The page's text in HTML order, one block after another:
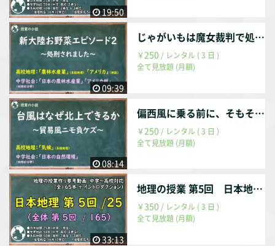
19:50
09:39
じゃがいもは魔女裁判で処刑？ （新大陸から来た野菜シリーズ）
￥250 / レンタル ( 3 日 )
全て見放題 (月額)
08:14
偏西風に乗る前に、そもそも貿易風は……？
￥250 / レンタル ( 3 日 )
全て見放題 (月額)
33:13
地理の授業 第5回 日本地理 第5回 / 25回 （全体 第005回 / 165回）
￥350 / レンタル ( 3 日 )
全て見放題 (月額)